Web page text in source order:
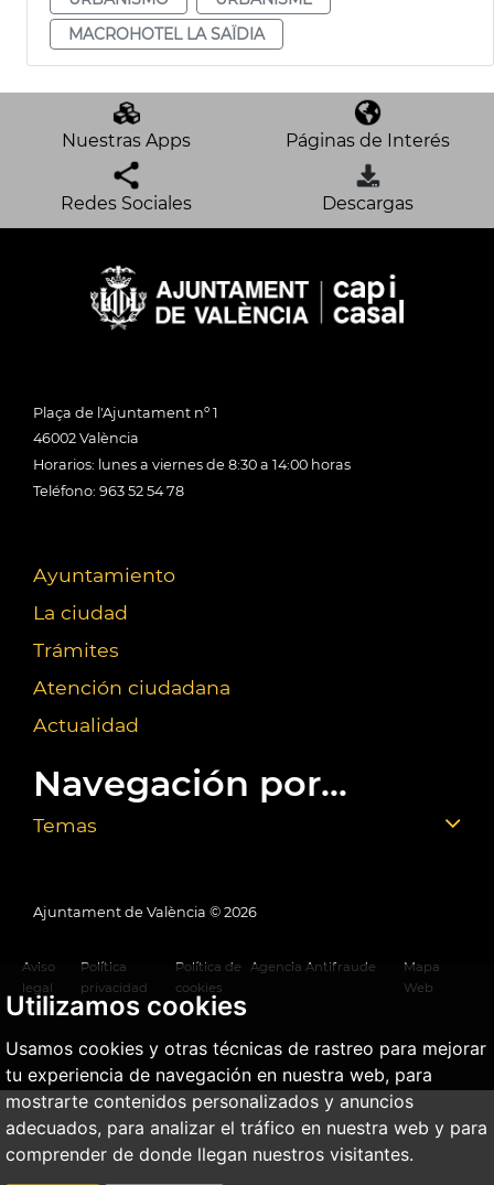
Utilizamos cookies
Usamos cookies y otras técnicas de rastreo para mejorar
tu experiencia de navegación en nuestra web, para
mostrarte contenidos personalizados y anuncios
adecuados, para analizar el tráfico en nuestra web y para
comprender de donde llegan nuestros visitantes.
MACROHOTEL LA SAÏDIA
Nuestras Apps Páginas de Interés
Redes Sociales Descargas
Plaça de l'Ajuntament nº 1
46002 València
Horarios: lunes a viernes de 8:30 a 14:00 horas
Teléfono: 963 52 54 78
Ayuntamiento
La ciudad
Trámites
Atención ciudadana
Actualidad
Navegación por...
Temas
Ajuntament de València © 2026
Aviso
legal
Política
privacidad
Política de
cookies
Agencia Antifraude
Mapa
Web